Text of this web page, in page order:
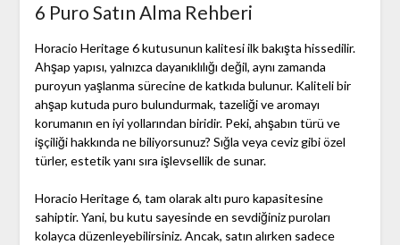
6 Puro Satın Alma Rehberi
Horacio Heritage 6 kutusunun kalitesi ilk bakışta hissedilir.
Ahşap yapısı, yalnızca dayanıklılığı değil, aynı zamanda
puroyun yaşlanma sürecine de katkıda bulunur. Kaliteli bir
ahşap kutuda puro bulundurmak, tazeliği ve aromayı
korumanın en iyi yollarından biridir. Peki, ahşabın türü ve
işçiliği hakkında ne biliyorsunuz? Sığla veya ceviz gibi özel
türler, estetik yanı sıra işlevsellik de sunar.
Horacio Heritage 6, tam olarak altı puro kapasitesine
sahiptir. Yani, bu kutu sayesinde en sevdiğiniz puroları
kolayca düzenleyebilirsiniz. Ancak, satın alırken sadece